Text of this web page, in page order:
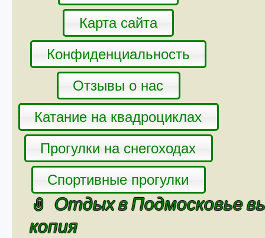
Карта сайта
Конфиденциальность
Отзывы о нас
Катание на квадроциклах
Прогулки на снегоходах
Спортивные прогулки
Отдых в Подмосковье
копия